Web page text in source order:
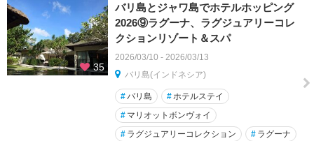
35
バリ島とジャワ島でホテルホッピング
2026⑨ラグーナ、ラグジュアリーコレ
クションリゾート＆スパ
2026/03/10 - 2026/03/13
バリ島(インドネシア)
#バリ島 # ホテルステイ
# マリオットボンヴォイ
# ラグジュアリーコレクション # ラグーナ